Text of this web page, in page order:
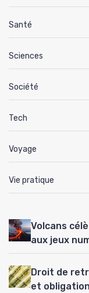
Santé
Sciences
Société
Tech
Voyage
Vie pratique
Volcans
aux jeux
Droit de
et